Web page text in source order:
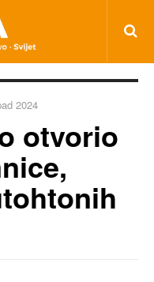
2024
otvorio